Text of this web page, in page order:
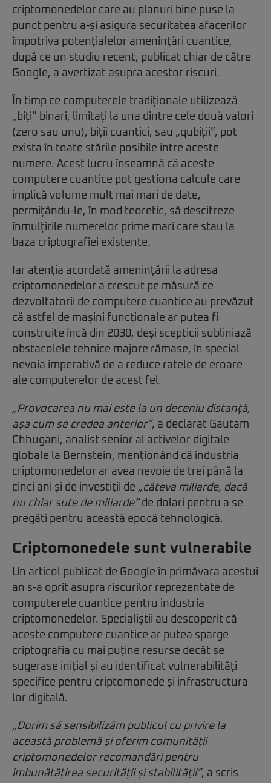
criptomonedelor care au planuri bine puse la
punct pentru a-și asigura securitatea afacerilor
împotriva potențialelor amenințări cuantice,
după ce un studiu recent, publicat chiar de către
Google, a avertizat asupra acestor riscuri.
În timp ce computerele tradiționale utilizează
„biți” binari, limitați la una dintre cele două valori
(zero sau unu), biții cuantici, sau „qubiții”, pot
exista în toate stările posibile între aceste
numere. Acest lucru înseamnă că aceste
computere cuantice pot gestiona calcule care
implică volume mult mai mari de date,
permițându-le, în mod teoretic, să descifreze
înmulțirile numerelor prime mari care stau la
baza criptografiei existente.
Iar atenția acordată amenințării la adresa
criptomonedelor a crescut pe măsură ce
dezvoltatorii de computere cuantice au prevăzut
că astfel de mașini funcționale ar putea fi
construite încă din 2030, deși scepticii subliniază
obstacolele tehnice majore rămase, în special
nevoia imperativă de a reduce ratele de eroare
ale computerelor de acest fel.
„Provocarea nu mai este la un deceniu distanță,
așa cum se credea anterior”, a declarat Gautam
Chhugani, analist senior al activelor digitale
globale la Bernstein, menționând că industria
criptomonedelor ar avea nevoie de trei până la
cinci ani și de investiții de „câteva miliarde, dacă
nu chiar sute de miliarde”de dolari pentru a se
pregăti pentru această epocă tehnologică.
Criptomonedele sunt vulnerabile
Un articol publicat de Google în primăvara acestui
an s-a oprit asupra riscurilor reprezentate de
computerele cuantice pentru industria
criptomonedelor. Specialiștii au descoperit că
aceste computere cuantice ar putea sparge
criptografia cu mai puține resurse decât se
sugerase inițial și au identificat vulnerabilități
specifice pentru criptomonede și infrastructura
lor digitală.
„Dorim să sensibilizăm publicul cu privire la
această problemă și oferim comunității
criptomonedelor recomandări pentru
îmbunătățirea securității și stabilității”, a scris